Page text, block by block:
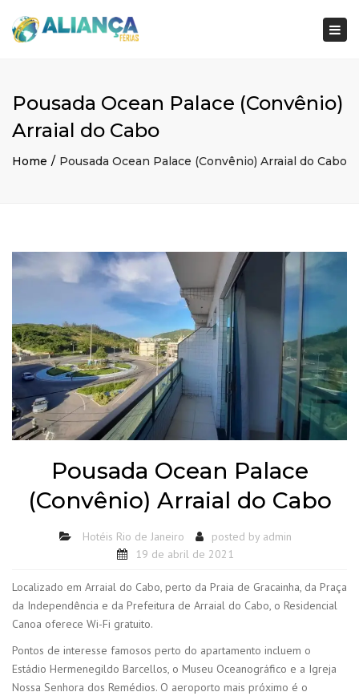
Pousada Ocean Palace (Convênio)
Arraial do Cabo
Home Pousada Ocean Palace (Convênio) Arraial do Cabo
Pousada Ocean Palace
(Convênio) Arraial do Cabo
Hotéis Rio de Janeiro posted by admin
19 de abril de 2021
Localizado em Arraial do Cabo, perto da Praia de Gracainha, da Praça
da Independência e da Prefeitura de Arraial do Cabo, o Residencial
Canoa oferece Wi-Fi gratuito.
Pontos de interesse famosos perto do apartamento incluem o
Estádio Hermenegildo Barcellos, o Museu Oceanográfico e a Igreja
Nossa Senhora dos Remédios. O aeroporto mais próximo é o